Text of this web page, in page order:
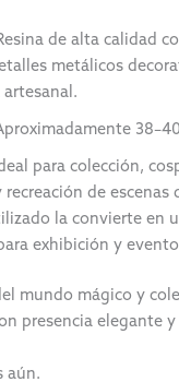
de alta calidad
metálicos
para colección,
de escenas
la convierte en
exhibición y
mundo mágico y
presencia elegante
aún.